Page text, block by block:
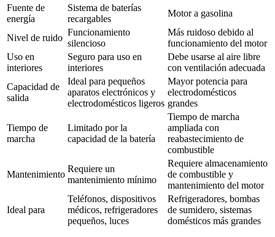
Fuente de
energía
Sistema de baterías
recargables
Motor a gasolina
Nivel de ruido
Funcionamiento
silencioso
Más ruidoso debido al
funcionamiento del motor
Uso en
interiores
Seguro para uso en
interiores
Debe usarse al aire libre
con ventilación adecuada
Capacidad de
salida
Ideal para pequeños
aparatos electrónicos y
electrodomésticos ligeros
Mayor potencia para
electrodomésticos
grandes
Tiempo de
marcha
Limitado por la
capacidad de la batería
Tiempo de marcha
ampliada con
reabastecimiento de
combustible
Mantenimiento
Requiere un
mantenimiento mínimo
Requiere almacenamiento
de combustible y
mantenimiento del motor
Ideal para
Teléfonos, dispositivos
médicos, refrigeradores
pequeños, luces
Refrigeradores, bombas
de sumidero, sistemas
domésticos más grandes